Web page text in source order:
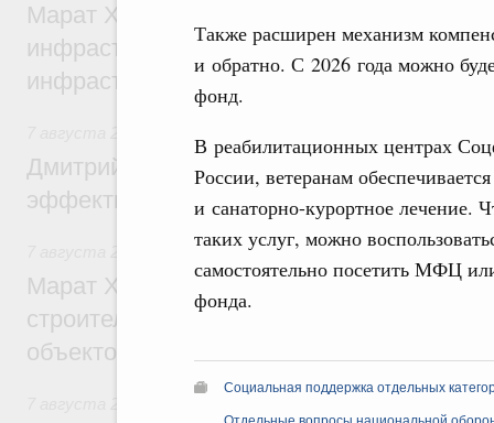
Также расширен механизм
и обратно. С 2026 года можно
фонд.
В реабилитационных центрах
России, ветеранам
и санаторно-курортное лечение.
таких услуг, можно
самостоятельно посетить МФЦ
фонда.
Социальная поддержка отдельных
Марат Хуснуллин: 15 объектов
инфраструктуры построили и обновили
инфраструктурным кредитам
Дмитрий Патрушев: Синхронизация
эффективность поддержки сельских
Экономика городов. Городская среда
Марат Хуснуллин: «Единый заказчик»
строительство и реконструкцию более
объектов